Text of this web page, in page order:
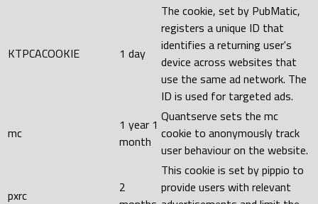
KTPCACOOKIE 1 day
The cookie, set by PubMatic,
registers a unique ID that
identifies a returning user's
device across websites that
use the same ad network. The
ID is used for targeted ads.
mc
1 year 1
month
Quantserve sets the mc
cookie to anonymously track
user behaviour on the website.
pxrc
2
This cookie is set by pippio to
provide users with relevant